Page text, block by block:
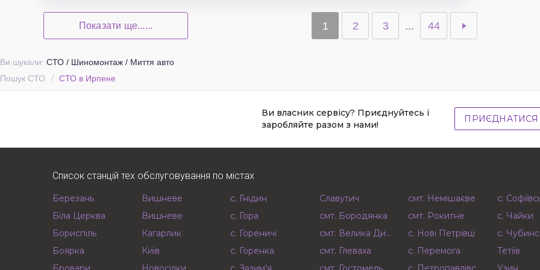
Показати ще...... 1 2 3 ... 44
Ви шукали: СТО / Шиномонтаж / Миття авто
Пошук СТО
СТО в Ирпене
Ви власник сервісу? Приєднуйтесь і
заробляйте разом з нами!
ПРИЄДНАТИСЯ
Список станцій тех обслуговування по містах
Березань
Біла Церква
Бориспіль
Боярка
Вишневе
Вишневе
Кагарлик
Київ
с. Гнідин
с. Гора
с. Гореничі
с. Горенка
Славутич
смт. Бородянка
смт. Велика Димерка
смт. Глеваха
смт. Немішаєве
смт. Рокитне
с. Нові Петрівці
с. Перемога
с.
с. Чайки
с.
Тетіїв